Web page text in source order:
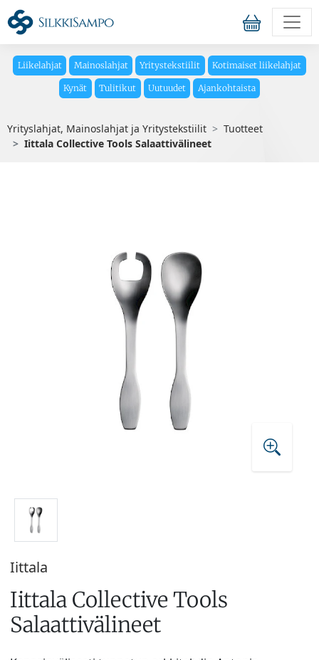
Liikelahjat Mainoslahjat Yritystekstiilit Kotimaiset liikelahjat
Kynät Tulitikut Uutuudet Ajankohtaista
Yrityslahjat, Mainoslahjat ja Yritystekstiilit
Tuotteet
Iittala Collective Tools Salaattivälineet
Iittala
Iittala Collective Tools
Salaattivälineet